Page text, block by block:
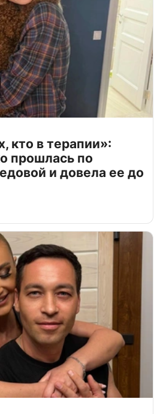
кто в терапии»:
прошлась по
и довела ее до